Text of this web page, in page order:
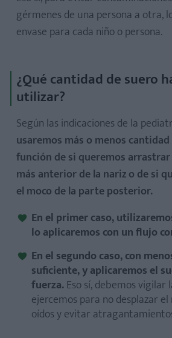
gérmenes de una persona a otra,
envase para cada niño o persona.
¿Qué cantidad de suero
utilizar?
Según las indicaciones de la
usaremos más o menos
función de si queremos
más anterior de la nariz o de si
el moco de la parte posterior.
En el primer caso,
lo aplicaremos con un flujo
En el segundo caso, con
suficiente, y aplicaremos el
fuerza.Eso sí, debemos vigilar
ejercemos para no desplazar
oídos y evitar